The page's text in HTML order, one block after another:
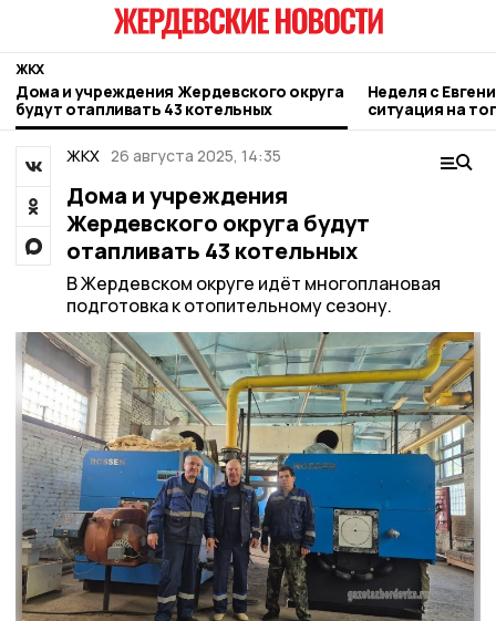
ЖКХ
Дома и учреждения Жердевского округа
будут отапливать 43 котельных
Неделя с
ситуация на
городе и
ЖКХ 26 августа 2025, 14:35
Дома и учреждения
Жердевского округа будут
отапливать 43 котельных
В Жердевском округе идёт многоплановая
подготовка к отопительному сезону.